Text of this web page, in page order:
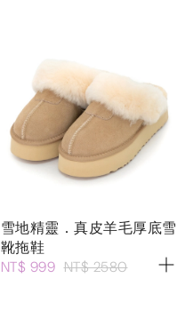
雪地精靈．真皮羊毛厚底雪
靴拖鞋
NT$ 999 NT$ 2580